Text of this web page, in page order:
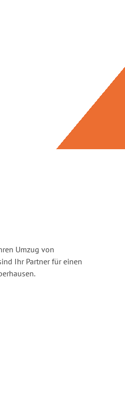
Umzug von
Ihr Partner für einen